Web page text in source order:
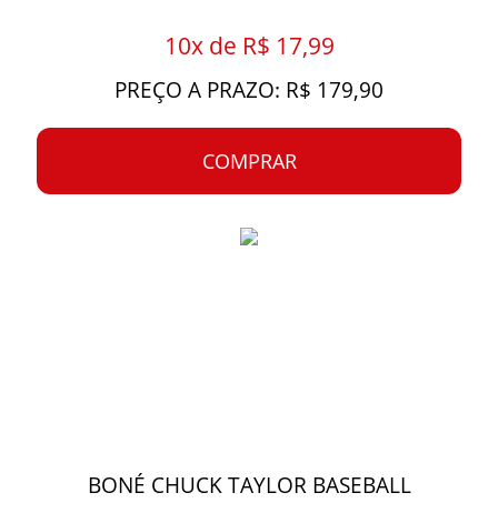
10x de R$ 17,99
PREÇO A PRAZO: R$ 179,90
COMPRAR
BONÉ CHUCK TAYLOR BASEBALL